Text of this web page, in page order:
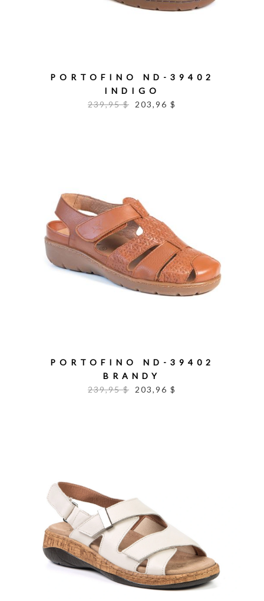
PORTOFINO ND-39402
INDIGO
239,95 $
203,96 $
PORTOFINO ND-39402
BRANDY
239,95 $
203,96 $